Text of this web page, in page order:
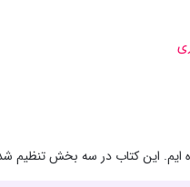
ایم. این کتاب در سه بخش تنظیم